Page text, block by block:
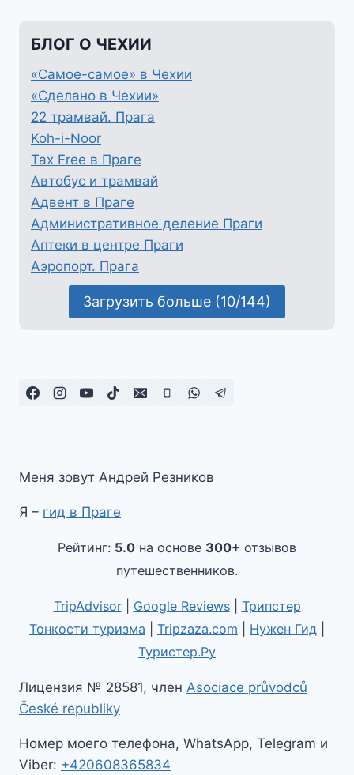
БЛОГ О ЧЕХИИ
«Самое-самое» в Чехии
«Сделано в Чехии»
22 трамвай. Прага
Koh-i-Noor
Tax Free в Праге
Автобус и трамвай
Адвент в Праге
Административное деление Праги
Аптеки в центре Праги
Аэропорт. Прага
Загрузить больше (10/144)
Меня зовут Андрей Резников
Я – гид в Праге
Рейтинг: 5.0 на основе 300+ отзывов
путешественников.
TripAdvisor| Google Reviews| Трипстер
Тонкости туризма
Tripzaza.com Нужен Гид
Туристер.Ру
Лицензия № 28581, член Asociace průvodců
České republiky
Номер моего телефона, WhatsApp, Telegram и
Viber: +420608365834